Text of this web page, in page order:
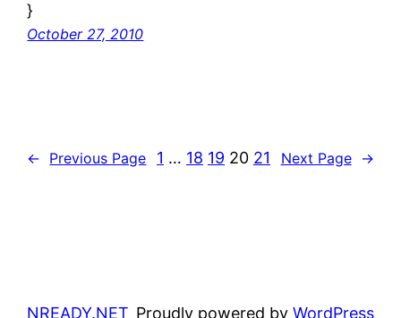
}
October 27, 2010
← Previous Page 1 … 18 19 20 21 Next Page →
NREADY.NET Proudly powered by WordPress